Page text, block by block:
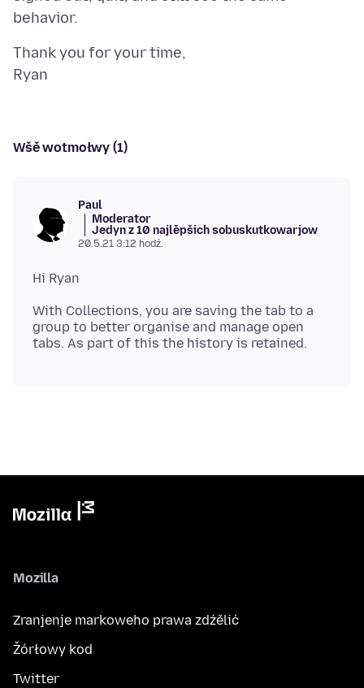
Thank you for your time,
Wšě wotmołwy (1)
Paul
Moderator
Jedyn z 10 najlěpšich sobuskutkowarjow
20.5.21 3:12 hodź.
With Collections, you are saving the tab to a
group to better organise and manage open
Mozilla
Zranjenje markoweho prawa zdźělić
Žórłowy kod
Twitter